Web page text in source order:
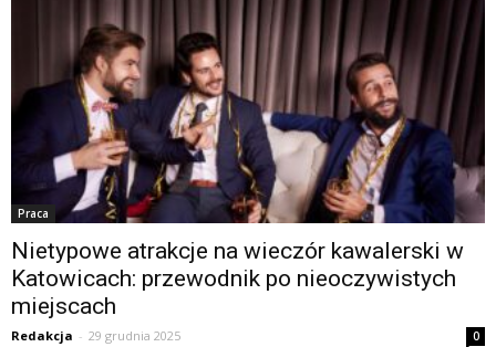
Praca
Nietypowe atrakcje na wieczór kawalerski w
Katowicach: przewodnik po nieoczywistych
miejscach
Redakcja - 29 grudnia 2025 0